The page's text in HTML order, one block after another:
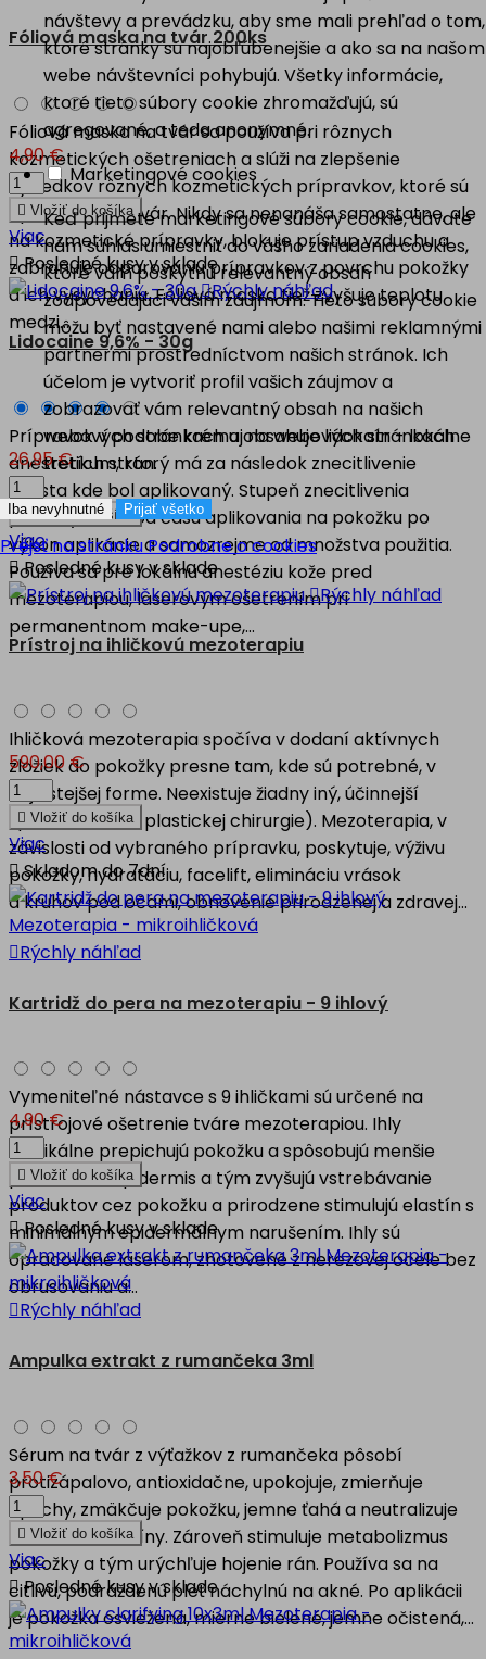
Fóliová maska na tvár 200ks
Fóliová maska na tvár sa používa pri rôznych
kozmetických ošetreniach a slúži na zlepšenie
výsledkov rôznych kozmetických prípravkov, ktoré sú
aplikované na tvár. Nikdy sa nenanáša samostatne, ale
na kozmetické prípravky, blokuje prístup vzduchu a
zabraňuje odparovaniu prípravkov z povrchu pokožky
a ich vysychaniu. Fóliová maska tiež zvyšuje teplotu
medzi...
4,90 €
 Vložiť do košíka
Viac
Posledné kusy v sklade
Rýchly náhľad
Lidocaine 9,6% - 30g
Prípravok v podobe krému obsahuje lidokaín - lokálne
anestetikum, ktorý má za následok znecitlivenie
miesta kde bol aplikovaný. Stupeň znecitlivenia
pokožky závisí od času aplikovania na pokožku po
výkon aplikácie a samozrejme od množstva použitia.
Používa sa pre lokálnu anestéziu kože pred
mezoterapiou, laserovým ošetrením pri
permanentnom make-upe,...
26,95 €
Vložiť do košíka
Viac
Posledné kusy v sklade
Rýchly náhľad
Prístroj na ihličkovú mezoterapiu
Ihličková mezoterapia spočíva v dodaní aktívnych
zložiek do pokožky presne tam, kde sú potrebné, v
najčistejšej forme. Neexistuje žiadny iný, účinnejší
spôsob (okrem plastickej chirurgie). Mezoterapia, v
závislosti od vybraného prípravku, poskytuje, výživu
pokožky, hydratáciu, facelift, elimináciu vrások
a kruhov pod očami, obnovenie prirodzenej a zdravej...
590,00 €
 Vložiť do košíka
Viac
Skladom do 7dní
Rýchly náhľad
Kartridž do pera na mezoterapiu - 9 ihlový
Vymeniteľné nástavce s 9 ihličkami sú určené na
prístrojové ošetrenie tváre mezoterapiou. Ihly
vertikálne prepichujú pokožku a spôsobujú menšie
poškodenie epidermis a tým zvyšujú vstrebávanie
produktov cez pokožku a prirodzene stimulujú elastín s
minimálnym epidermálnym narušením. Ihly sú
opracované laserom, zhotovené z nerezovej ocele bez
obrusovaniu a...
4,90 €
 Vložiť do košíka
Viac
Posledné kusy v sklade
Rýchly náhľad
Ampulka extrakt z rumančeka 3ml
Sérum na tvár z výťažkov z rumančeka pôsobí
protizápalovo, antioxidačne, upokojuje, zmierňuje
opuchy, zmäkčuje pokožku, jemne ťahá a neutralizuje
bakteriálne toxíny. Zároveň stimuluje metabolizmus
pokožky a tým urýchľuje hojenie rán. Používa sa na
citlivú, podráždenú pleť náchylnú na akné. Po aplikácii
je pokožka osviežená, mierne bielené, jemne očistená,...
3,50 €
 Vložiť do košíka
Viac
Posledné kusy v sklade
návštevy a prevádzku, aby sme mali prehľad o tom,
ktoré stránky sú najobľúbenejšie a ako sa na našom
webe návštevníci pohybujú. Všetky informácie,
ktoré tieto súbory cookie zhromažďujú, sú
agregované, a teda anonymné.
Marketingové cookies
Keď prijmete marketingové súbory cookie, dávate
nám súhlas umiestniť do vášho zariadenia cookies,
ktoré vám poskytnú relevantný obsah
zodpovedajúci vašim záujmom. Tieto súbory cookie
môžu byť nastavené nami alebo našimi reklamnými
partnermi prostredníctvom našich stránok. Ich
účelom je vytvoriť profil vašich záujmov a
zobrazovať vám relevantný obsah na našich
webových stránkach aj na webových stránkach
tretích strán.
Iba nevyhnutné Prijať všetko
Prejsť na stránku Podrobne o cookies